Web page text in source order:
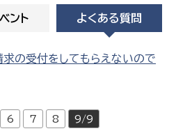
ント よくある質問
の受付をしてもらえないので
6 7 8 9/9